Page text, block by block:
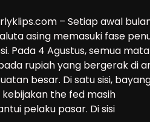
– Setiap awal
asing memasuki fase
Pada 4 Agustus, semua mata
rupiah yang bergerak di
besar. Di satu sisi,
the fed masih
pelaku pasar. Di sisi